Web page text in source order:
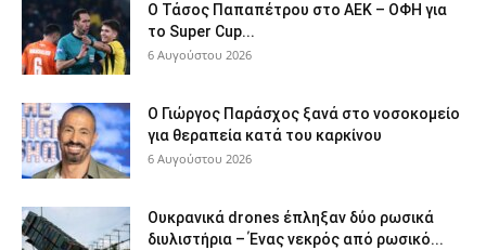
Ο Τάσος Παπαπέτρου στο ΑΕΚ – ΟΦΗ για
το Super Cup...
6 Αυγούστου 2026
O Γιώργος Παράσχος ξανά στο νοσοκομείο
για θεραπεία κατά του καρκίνου
6 Αυγούστου 2026
Ουκρανικά drones έπληξαν δύο ρωσικά
διυλιστήρια – Ένας νεκρός από ρωσικό...